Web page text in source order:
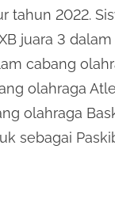
tahun 2022.
juara 3
cabang
olahraga
olahraga
sebagai